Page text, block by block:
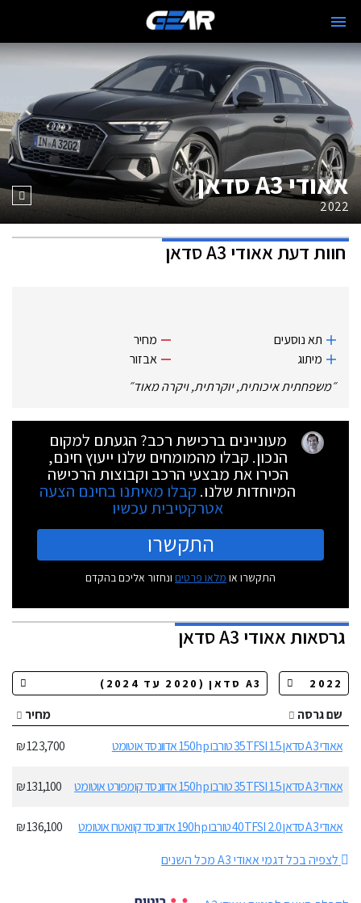
אאודי A3 סדאן
2022
חוות דעתאאודי A3 סדאן
תא נוסעים
מיתוג
מחיר
אבזור
״משפחתית איכותית, יוקרתית, ויקרה מאוד״
מעוניינים ברכישת רכב? הגעתם למקום
הנכון. קבלו מהמומחים שלנו ייעוץ חינם,
הכירו את מבצעי הרכב וקבוצות הרכישה
המיוחדות שלנו. קבלו מאיתנו בחינם הצעה
אטרקטיבית עכשיו
התקשרו
התקשרו או מלאו פרטים ונחזור אליכם בהקדם
גרסאותאאודי A3 סדאן
שם גרסה
מחיר
אאודי A3 סדאן 35TFSI 1.5 טורבו 150hp אדוונסד אוטומט
123,700 ₪
אאודי A3 סדאן 35TFSI 1.5 טורבו 150hp אדוונסד קומפורט אוטומט 131,100 ₪
אאודי A3 סדאן 40TFSI 2.0 טורבו 190hp אדוונסד קוואטרו אוטומט
136,100 ₪
לצפיה בכל דגמי אאודי A3 מכל השנים